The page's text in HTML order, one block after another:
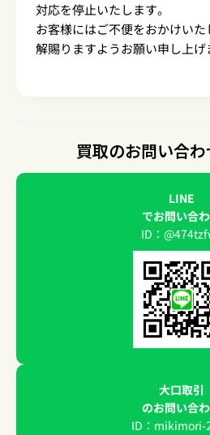
対応を停止いたします。
お客様にはご不便をおかけい
解賜りますようお願い申し上げ
買取のお問い合
LINE
でお問い合
ID：
大口取引
のお問い合
ID：mikimori-